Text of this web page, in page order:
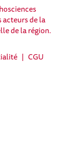
de la
de la région.
| CGU